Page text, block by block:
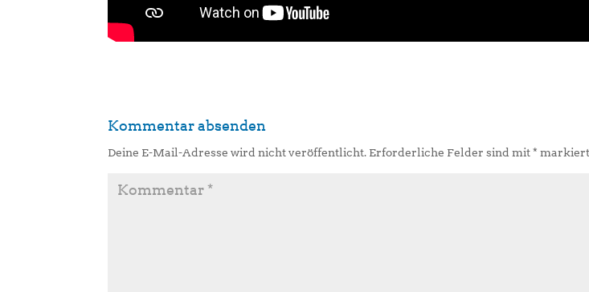
Kommentar absenden
Deine E-Mail-Adresse wird nicht veröffentlicht. Erforderliche Felder sind mit* markiert